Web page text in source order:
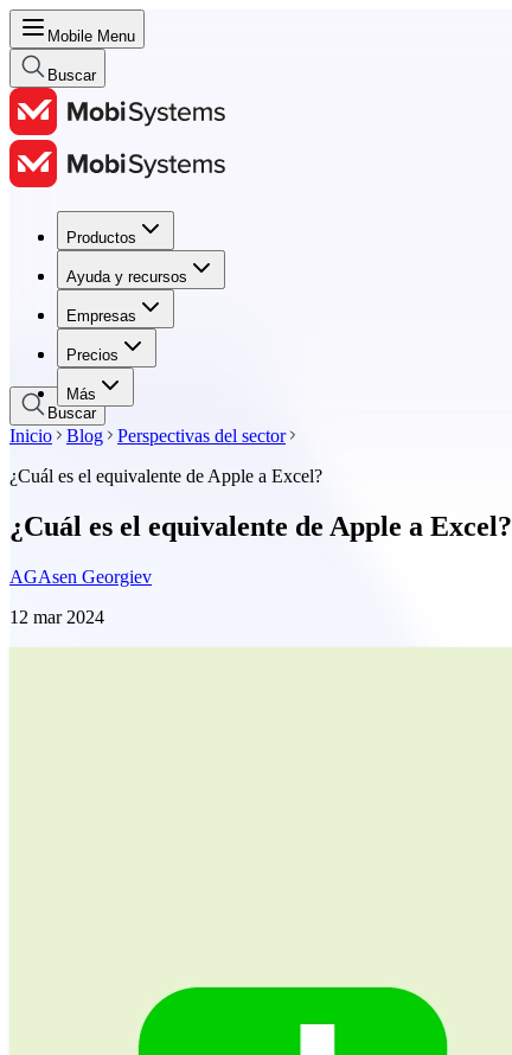
Mobile Menu
Buscar
Productos
Ayuda y recursos
Empresas
Precios
Más
Productos
Ayuda y recursos
Empresas
Precios
Buscar
Inicio Blog
Perspectivas del sector
¿Cuál es el equivalente de Apple a Excel?
¿Cuál es el equivalente de Apple a Excel?
AGAsen Georgiev
12 mar 2024